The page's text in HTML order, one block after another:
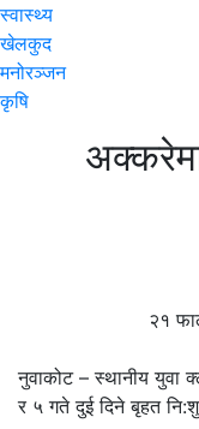
स्वास्थ्य
खेलकुद
मनोरञ्जन
कृषि
२१
नुवाकोट – स्थानीय युवा
र ५ गते दुई दिने बृहत